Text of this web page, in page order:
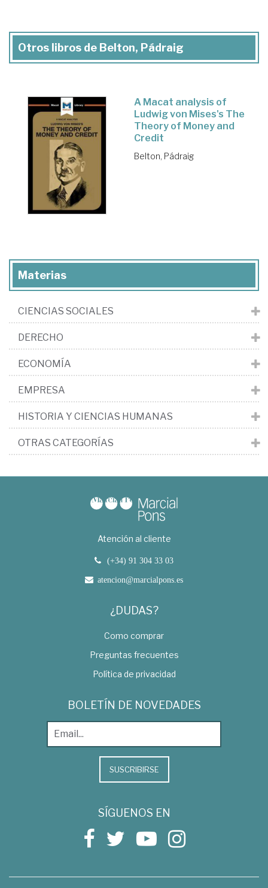
Otros libros de Belton, Pádraig
A Macat analysis of
Ludwig von Mises's The
Theory of Money and
Credit
Belton, Pádraig
Materias
CIENCIAS SOCIALES
DERECHO
ECONOMÍA
EMPRESA
HISTORIA Y CIENCIAS HUMANAS
OTRAS CATEGORÍAS
Atención al cliente
(+34) 91 304 33 03
atencion@marcialpons.es
¿DUDAS?
Como comprar
Preguntas frecuentes
Política de privacidad
BOLETÍN DE NOVEDADES
SUSCRIBIRSE
SÍGUENOS EN